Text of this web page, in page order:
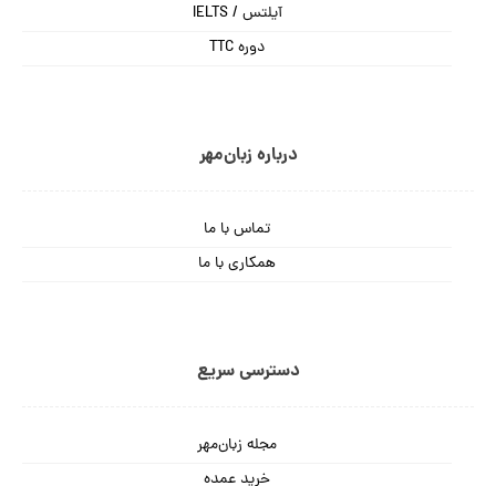
آیلتس / IELTS
دوره TTC
درباره زبان‌مهر
تماس با ما
همکاری با ما
دسترسی سریع
مجله زبان‌مهر
خرید عمده